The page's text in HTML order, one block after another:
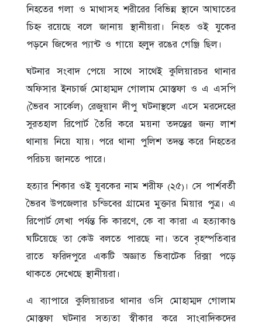
নিহতের গলা ও মাথাসহ শরীরের বিভিন্ন স্থানে আঘাতের
চিহ্ন রয়েছে বলে জানায় স্থানীয়রা। নিহত ওই যুকের
পড়নে জিন্সের প্যান্ট ও গায়ে হলুদ রঙের গেঞ্জি ছিল।
ঘটনার সংবাদ পেয়ে সাথে সাথেই কুলিয়ারচর থানার
অফিসার ইনচার্জ মোহাম্মদ গোলাম মোস্তফা ও এ এসপি
(ভৈরব সার্কেল) রেজুয়ান দীপু ঘটনাস্থলে এসে মরদেহের
সুরতহাল রিপোর্ট তৈরি করে ময়না তদন্তের জন্য লাশ
থানায় নিয়ে যায়। পরে থানা পুলিশ তদন্ত করে নিহতের
পরিচয় জানতে পারে।
হত্যার শিকার ওই যুবকের নাম শরীফ (২৫)। সে পার্শবর্তী
ভৈরব উপজেলার চন্ডিবের গ্রামের মুক্তার মিয়ার পুত্র। এ
রিপোর্ট লেখা পর্যন্ত কি কারণে, কে বা কারা এ হত্যাকাণ্ড
ঘটিয়েছে তা কেউ বলতে পারছে না। তবে বৃহস্পতিবার
রাতে ফরিদপুরে একটি অজ্ঞাত ভিবাটেক রিক্সা পড়ে
থাকতে দেখেছে স্থানীয়রা।
এ ব্যাপারে কুলিয়ারচর থানার ওসি মোহাম্মদ গোলাম
মোস্তফা ঘটনার সত্যতা স্বীকার করে সাংবাদিকদের